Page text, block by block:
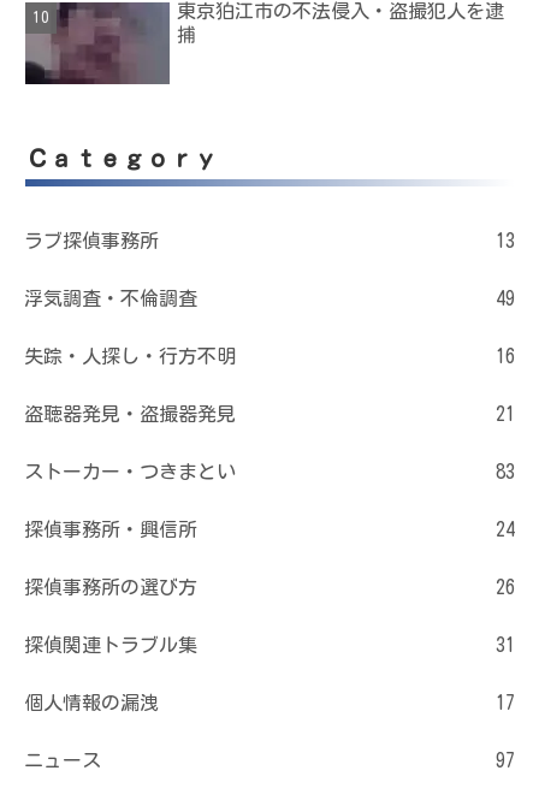
東京狛江市の不法侵入・盗撮犯人を逮
捕
Ｃａｔｅｇｏｒｙ
ラブ探偵事務所 13
浮気調査・不倫調査 49
失踪・人探し・行方不明 16
盗聴器発見・盗撮器発見 21
ストーカー・つきまとい 83
探偵事務所・興信所 24
探偵事務所の選び方 26
探偵関連トラブル集 31
個人情報の漏洩 17
ニュース 97